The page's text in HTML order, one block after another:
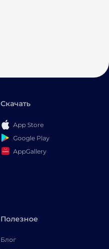
Скачать
App Store
Google Play
AppGallery
Полезное
Блог